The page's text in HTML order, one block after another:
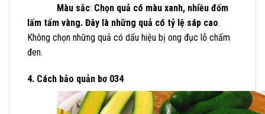
Màu sắc: Chọn quả có màu xanh, nhiều đốm
lấm tấm vàng. Đây là những quả có tỷ lệ sáp cao.
Không chọn những quả có dấu hiệu bị ong đục lỗ chấm
đen.
4. Cách bảo quản bơ 034